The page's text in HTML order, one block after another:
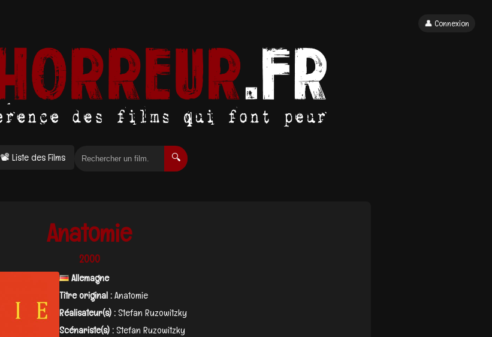
📽 Liste des Films 🔍
👤 Connexion
Anatomie
2000
Allemagne
Titre original :Anatomie
Réalisateur(s) :Stefan Ruzowitzky
Scénariste(s) :Stefan Ruzowitzky